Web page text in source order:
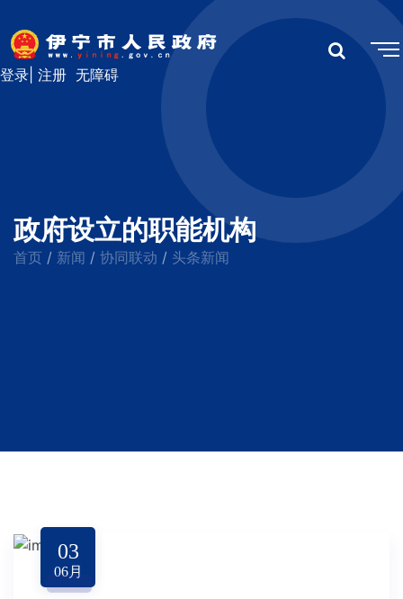
无障碍
登录 注册
政府设立的职能机构
首页 / 新闻 / 协同联动 / 头条新闻
03
06月